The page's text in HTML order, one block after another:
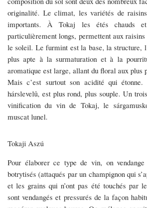
originalité. Le climat, les variétés de
importants. À Tokaj les étés chauds
particulièrement longs, permettent aux
le soleil. Le furmint est la base, la structure,
plus apte à la surmaturation et à la
aromatique est large, allant du floral aux plus
Mais c’est surtout son acidité qui
hárslevelû, est plus rond, plus souple. Un
vinification du vin de Tokaj, le
muscat lunel.
Tokaji Aszú
Pour élaborer ce type de vin, on vendange
botrytisés (attaqués par un champignon qui
et les grains qui n’ont pas été touchés par
sont vendangés et pressurés de la façon